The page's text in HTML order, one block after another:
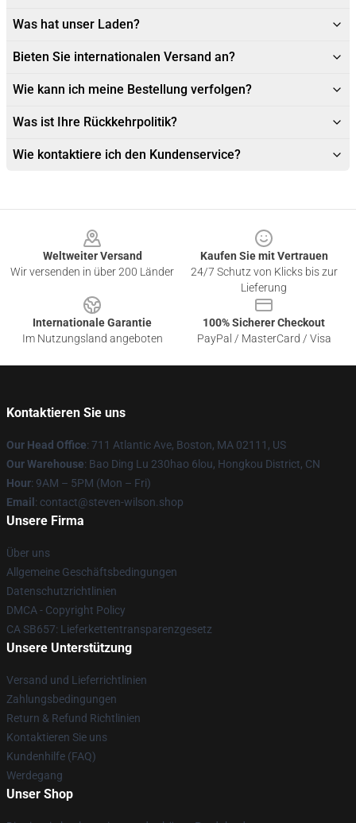
Was hat unser Laden?
Bieten Sie internationalen Versand an?
Wie kann ich meine Bestellung verfolgen?
Was ist Ihre Rückkehrpolitik?
Wie kontaktiere ich den Kundenservice?
Weltweiter Versand
Wir versenden in über 200 Länder
Kaufen Sie mit Vertrauen
24/7 Schutz von Klicks bis zur
Lieferung
Internationale Garantie
Im Nutzungsland angeboten
100% Sicherer Checkout
PayPal / MasterCard / Visa
Kontaktieren Sie uns
Our Head Office: 711 Atlantic Ave, Boston, MA 02111, US
Our Warehouse: Bao Ding Lu 230hao 6lou, Hongkou District, CN
Hour: 9AM – 5PM (Mon – Fri)
Email : contact@steven-wilson.shop
Unsere Firma
Über uns
Allgemeine Geschäftsbedingungen
Datenschutzrichtlinien
DMCA - Copyright Policy
CA SB657: Lieferkettentransparenzgesetz
Unsere Unterstützung
Versand und Lieferrichtlinien
Zahlungsbedingungen
Return & Refund Richtlinien
Kontaktieren Sie uns
Kundenhilfe (FAQ)
Werdegang
Unser Shop